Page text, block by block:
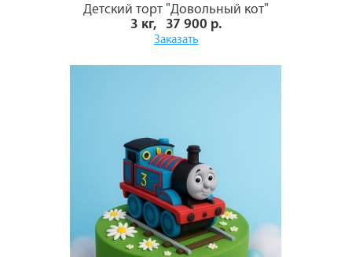
Детский торт "Довольный кот"
3 кг, 37 900 р.
Заказать